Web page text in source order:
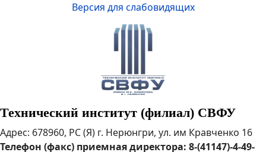
Версия для слабовидящих
Технический институт (филиал) СВФУ
Адрес: 678960, РС (Я) г. Нерюнгри, ул. им Кравченко 16
Телефон (факс) приемная директора: 8-(41147)-4-49-